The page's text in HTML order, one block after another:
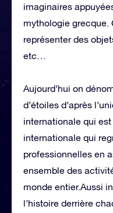
imaginaires
mythologie grecque.
représenter des
etc…
Aujourd’hui on
d’étoiles d’après
internationale qui
internationale qui
professionnelles en
ensemble des
monde entier.Aussi
l’histoire derrière